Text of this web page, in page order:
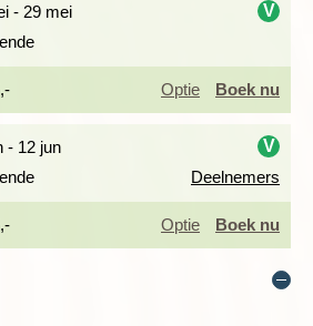
(ex stops)
meter stijgen en 120 dalen
2 kilometer 3 schoentjes
MICHEL'
naar St. Michaels Mount &
- 29 mei V
Optie Boek nu
- 12 jun V
i
Deelnemers
Optie Boek nu